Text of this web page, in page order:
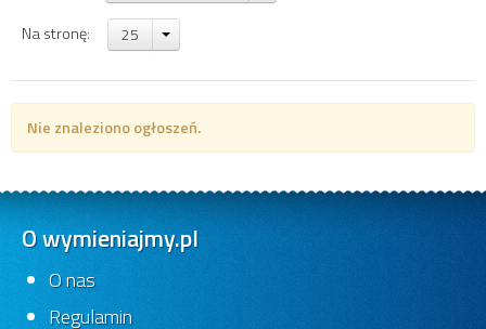
Na stronę: 25
Nie znaleziono ogłoszeń.
O wymieniajmy.pl
O nas
Regulamin